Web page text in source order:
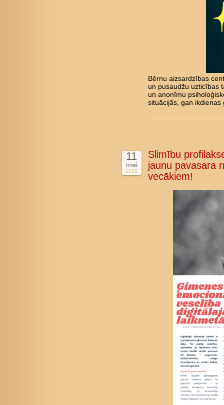
Bērnu aizsardzības
un pusaudžu uzticības
un anonīmu
situācijās, gan ikdienas
11
mai
2026
Slimību
jaunu pavasara
vecākiem!